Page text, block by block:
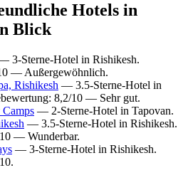
Hotels in
Blick
3-Sterne-Hotel in Rishikesh.
— Außergewöhnlich.
Rishikesh — 3.5-Sterne-Hotel in
8,2/10 — Sehr gut.
— 2-Sterne-Hotel in Tapovan.
— 3.5-Sterne-Hotel in Rishikesh.
— Wunderbar.
— 3-Sterne-Hotel in Rishikesh.